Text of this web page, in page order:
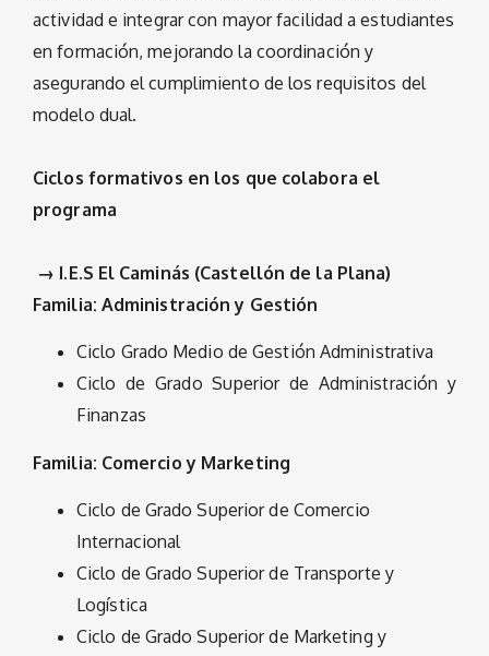
actividad e integrar con mayor facilidad a estudiantes
en formación, mejorando la coordinación y
asegurando el cumplimiento de los requisitos del
modelo dual.
Ciclos formativos en los que colabora el
programa
→ I.E.S El Caminás (Castellón de la Plana)
Familia: Administración y Gestión
Ciclo Grado Medio de Gestión Administrativa
Ciclo de Grado Superior de Administración y
Finanzas
Familia: Comercio y Marketing
Ciclo de Grado Superior de Comercio
Internacional
Ciclo de Grado Superior de Transporte y
Logística
Ciclo de Grado Superior de Marketing y